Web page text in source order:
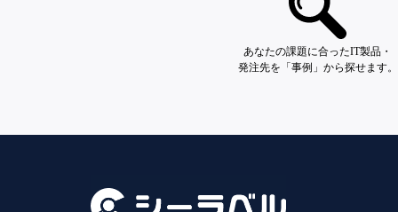
あなたの課題に合ったIT製品・
発注先を「事例」から探せます。